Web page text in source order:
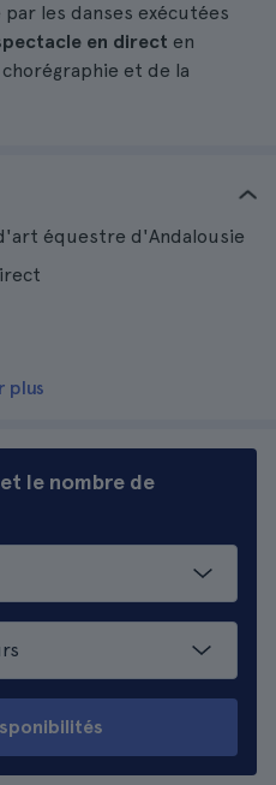
les danses exécutées
en direct en
et de la
équestre d'Andalousie
plus
le nombre de